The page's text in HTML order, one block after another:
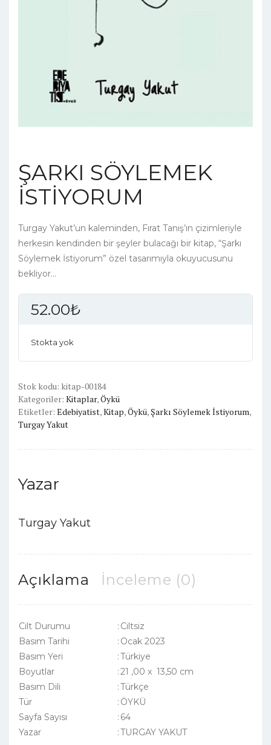
ŞARKI SÖYLEMEK
İSTİYORUM
Turgay Yakut’un kaleminden, Fırat Tanış’ın çizimleriyle
herkesin kendinden bir şeyler bulacağı bir kitap, “Şarkı
Söylemek İstiyorum” özel tasarımıyla okuyucusunu
bekliyor…
52.00₺
Stokta yok
Stok kodu: kitap-00184
Kategoriler: Kitaplar,Öykü
Etiketler: Edebiyatist,Kitap,Öykü, Şarkı Söylemek İstiyorum,
Turgay Yakut
Yazar
Turgay Yakut
Açıklama İnceleme (0)
Cilt Durumu : Ciltsiz
Basım Tarihi
: Ocak 2023
Basım Yeri
:Türkiye
Boyutlar
:21 ,00 x 13,50 cm
Basım Dili
:Türkçe
Tür
: ÖYKÜ
Sayfa Sayısı
: 64
Yazar
:TURGAY YAKUT